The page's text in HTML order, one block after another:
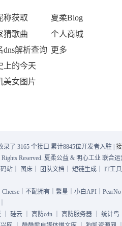
称获取
猜歌曲
dns解析查询
上的今天
美女图片
夏柔Blog
个人商城
更多
了 3165 个接口 累计8845位开发者入驻 |
Reserved. 夏柔公益 & 明心工业 联合
站 图床 团队文档 短链生成 IT工
｜不配拥有｜繁星｜小白API｜
硅云 高防cdn 高防服务器 统计鸟